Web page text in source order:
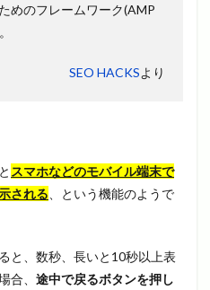
めのフレームワーク(AMP
SEO HACKSより
スマホなどのモバイル端末で
される 、という機能のようで
と、数秒、長いと10秒以上表
合、 途中で戻るボタンを押し